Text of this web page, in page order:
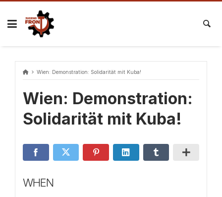
Skip
content
Wien: Demonstration: Solidarität mit Kuba!
Wien: Demonstration:
Solidarität mit Kuba!
WHEN